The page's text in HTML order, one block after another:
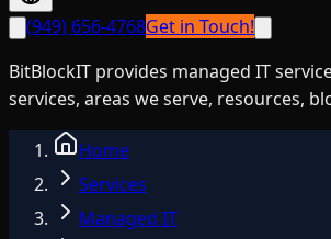
(949) 656-4768Get in Touch!
BitBlockIT provides managed IT
services, areas we serve, resources,
Home
Services
Managed IT